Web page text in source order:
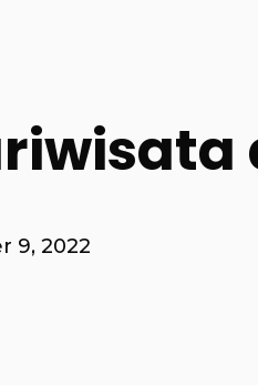
9, 2022